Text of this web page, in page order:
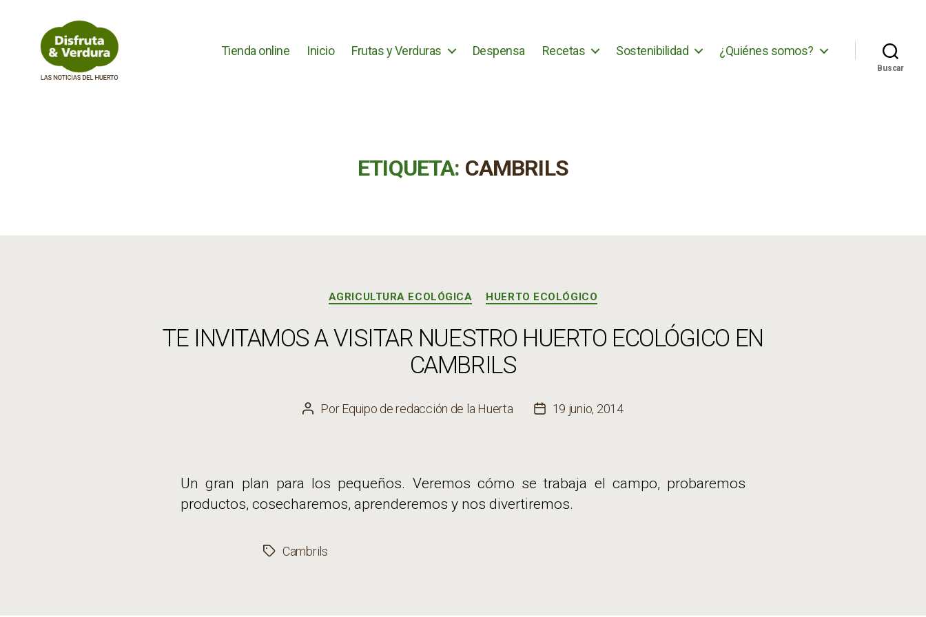
Tienda online Inicio Frutas y Verduras Despensa Recetas Sostenibilidad ¿Quiénes somos?
Buscar
ETIQUETA: CAMBRILS
Categorías
AGRICULTURA ECOLÓGICA HUERTO ECOLÓGICO
TE INVITAMOS A VISITAR NUESTRO HUERTO ECOLÓGICO EN
CAMBRILS
Autor
PorEquipo de redacción de la Huerta
Fecha
19 junio, 2014
Un gran plan para los pequeños. Veremos cómo se trabaja el campo, probaremos
productos, cosecharemos, aprenderemos y nos divertiremos.
Etiquetas
Cambrils